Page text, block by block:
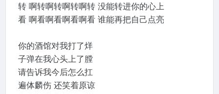
转 啊转啊转啊转啊转 没能转进你的心上
看 啊看啊看啊看啊看 谁能再把自己点亮
你的酒馆对我打了烊
子弹在我心头上了膛
请告诉我今后怎么扛
遍体麟伤 还笑着原谅